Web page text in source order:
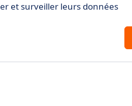
et surveiller leurs données